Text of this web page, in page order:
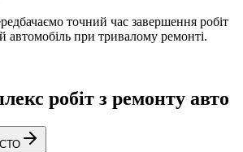
точний час завершення робіт
автомобіль при тривалому ремонті.
робіт з ремонту авто
СТО